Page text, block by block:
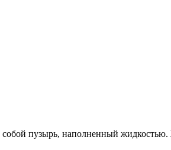
собой пузырь, наполненный